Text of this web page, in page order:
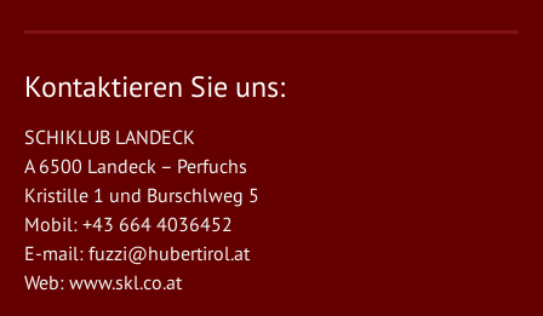
Kontaktieren Sie uns:
SCHIKLUB LANDECK
A 6500 Landeck – Perfuchs
Kristille 1 und Burschlweg 5
Mobil: +43 664 4036452
E-mail: fuzzi@hubertirol.at
Web: www.skl.co.at